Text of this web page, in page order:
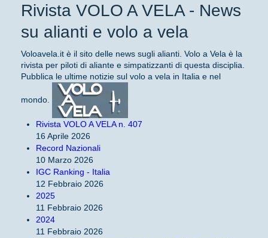
Rivista VOLO A VELA - News
su alianti e volo a vela
Voloavela.it è il sito delle news sugli alianti. Volo a Vela è la
rivista per piloti di aliante e simpatizzanti di questa disciplia.
Pubblica le ultime notizie sul volo a vela in Italia e nel
mondo.
Rivista VOLO A VELA n. 407
16 Aprile 2026
Record Nazionali
10 Marzo 2026
IGC Ranking - Italia
12 Febbraio 2026
2025
11 Febbraio 2026
2024
11 Febbraio 2026